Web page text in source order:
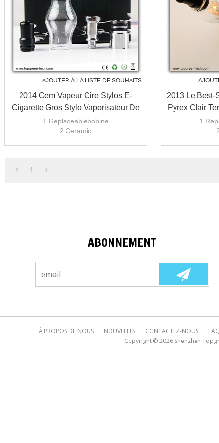
AJOUTER À LA LISTE DE SOUHAITS
2014 Oem Vapeur Cire Stylos E-
Cigarette Gros Stylo Vaporisateur De
Cire
1.Replaceablebobine
2.Ceramic
2013 Le Best-
Pyrex Clair
1
ABONNEMENT
À PROPOS DE NOUS NOUVELLES CONTACTEZ-NOUS
Copyright © 2026 Shenzhen